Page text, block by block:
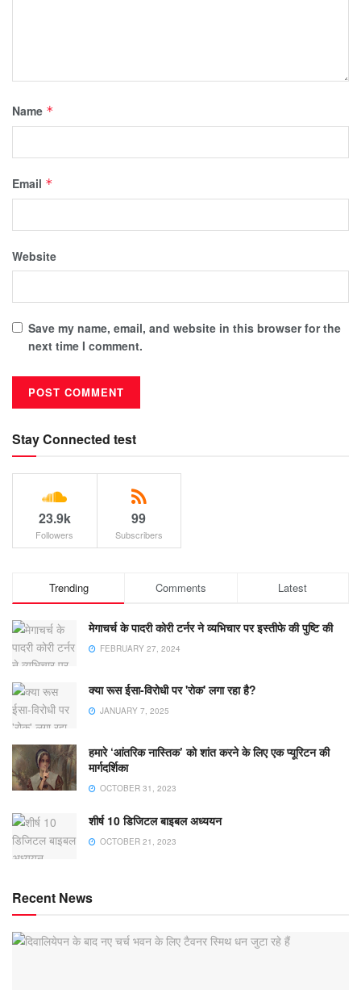
Name *
Email *
Website
Save my name, email, and website in this browser for the
next time I comment.
Stay Connected test
23.9k
Followers
99
Subscribers
Trending Comments Latest
मेगाचर्च के पादरी कोरी टर्नर ने व्यभिचार पर इस्तीफे की पुष्टि की
FEBRUARY 27, 2024
क्या रूस ईसा-विरोधी पर 'रोक' लगा रहा है?
JANUARY 7, 2025
हमारे ‘आंतरिक नास्तिक’ को शांत करने के लिए एक प्यूरिटन की
मार्गदर्शिका
OCTOBER 31, 2023
शीर्ष 10 डिजिटल बाइबल अध्ययन
OCTOBER 21, 2023
Recent News